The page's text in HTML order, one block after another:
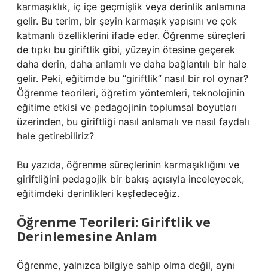
karmaşıklık, iç içe geçmişlik veya derinlik anlamına
gelir. Bu terim, bir şeyin karmaşık yapısını ve çok
katmanlı özelliklerini ifade eder. Öğrenme süreçleri
de tıpkı bu giriftlik gibi, yüzeyin ötesine geçerek
daha derin, daha anlamlı ve daha bağlantılı bir hale
gelir. Peki, eğitimde bu “giriftlik” nasıl bir rol oynar?
Öğrenme teorileri, öğretim yöntemleri, teknolojinin
eğitime etkisi ve pedagojinin toplumsal boyutları
üzerinden, bu giriftliği nasıl anlamalı ve nasıl faydalı
hale getirebiliriz?
Bu yazıda, öğrenme süreçlerinin karmaşıklığını ve
giriftliğini pedagojik bir bakış açısıyla inceleyecek,
eğitimdeki derinlikleri keşfedeceğiz.
Öğrenme Teorileri: Giriftlik ve
Derinlemesine Anlam
Öğrenme, yalnızca bilgiye sahip olma değil, aynı